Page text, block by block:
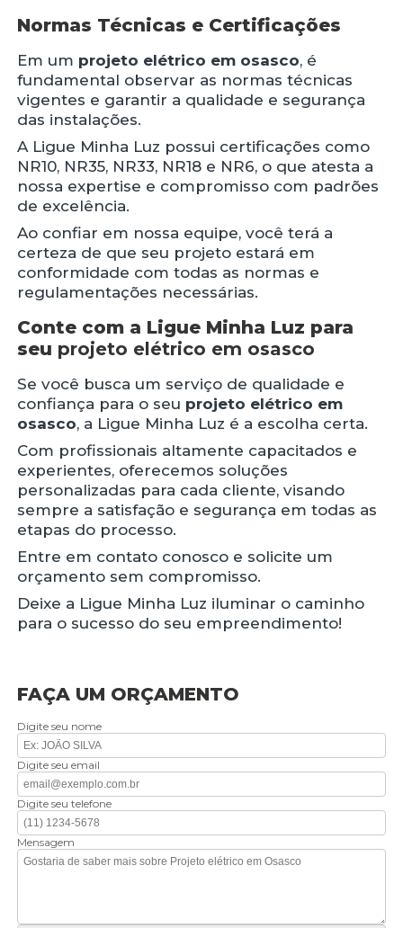
Normas Técnicas e Certificações
Em um projeto elétrico em osasco, é
fundamental observar as normas técnicas
vigentes e garantir a qualidade e segurança
das instalações.
A Ligue Minha Luz possui certificações como
NR10, NR35, NR33, NR18 e NR6, o que atesta a
nossa expertise e compromisso com padrões
de excelência.
Ao confiar em nossa equipe, você terá a
certeza de que seu projeto estará em
conformidade com todas as normas e
regulamentações necessárias.
Conte com a Ligue Minha Luz para
seu projeto elétrico em osasco
Se você busca um serviço de qualidade e
confiança para o seu projeto elétrico em
osasco, a Ligue Minha Luz é a escolha certa.
Com profissionais altamente capacitados e
experientes, oferecemos soluções
personalizadas para cada cliente, visando
sempre a satisfação e segurança em todas as
etapas do processo.
Entre em contato conosco e solicite um
orçamento sem compromisso.
Deixe a Ligue Minha Luz iluminar o caminho
para o sucesso do seu empreendimento!
FAÇA UM ORÇAMENTO
Digite seu nome
Digite seu email
Digite seu telefone
Mensagem